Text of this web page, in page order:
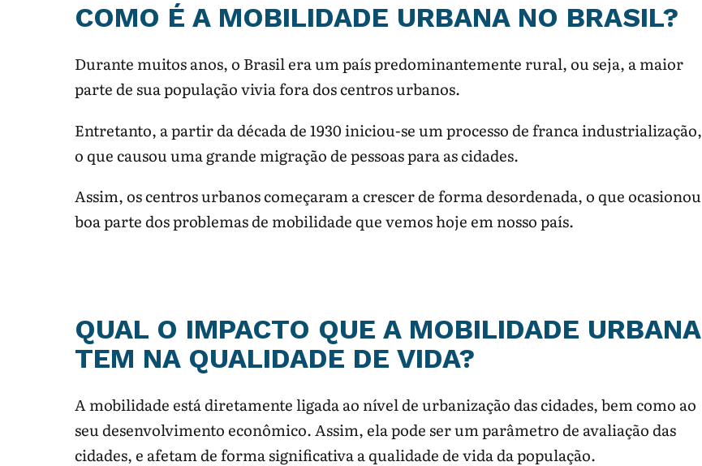
COMO É A MOBILIDADE URBANA NO BRASIL?
Durante muitos anos, o Brasil era um país predominantemente rural, ou seja, a maior
parte de sua população vivia fora dos centros urbanos.
Entretanto, a partir da década de 1930 iniciou-se um processo de franca industrialização,
o que causou uma grande migração de pessoas para as cidades.
Assim, os centros urbanos começaram a crescer de forma desordenada, o que ocasionou
boa parte dos problemas de mobilidade que vemos hoje em nosso país.
QUAL O IMPACTO QUE A MOBILIDADE URBANA
TEM NA QUALIDADE DE VIDA?
A mobilidade está diretamente ligada ao nível de urbanização das cidades, bem como ao
seu desenvolvimento econômico. Assim, ela pode ser um parâmetro de avaliação das
cidades, e afetam de forma significativa a qualidade de vida da população.